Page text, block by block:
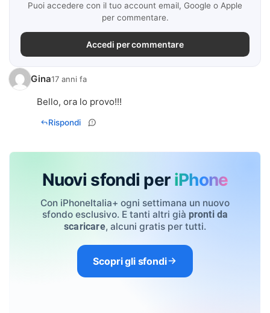
Puoi accedere con il tuo account email, Google o Apple
per commentare.
Accedi per commentare
Gina17 anni fa
Bello, ora lo provo!!!
Rispondi
Nuovi sfondi per iPhone
Con iPhoneItalia+ ogni settimana un nuovo
sfondo esclusivo. E tanti altri già pronti da
scaricare, alcuni gratis per tutti.
Scopri gli sfondi